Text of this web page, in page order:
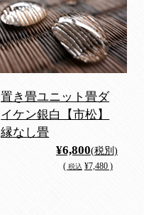
置き畳ユニット畳ダ
イケン銀白【市松】
縁なし畳
¥6,800(税別)
( 税込 ¥7,480 )